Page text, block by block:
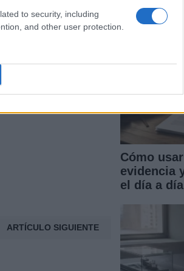
to security, including
and other user protection.
bastante precisa
ARTÍCULO SIGUIENTE
Cómo
evidencia
el día a día